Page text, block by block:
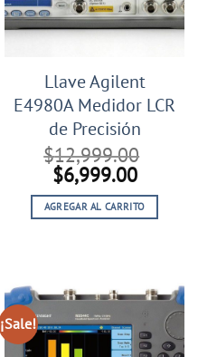
Llave Agilent
E4980A Medidor LCR
de Precisión
$12,999.00
El
precio
original
$6,999.00El
precio
actual
AGREGAR AL CARRITO
¡Sale!